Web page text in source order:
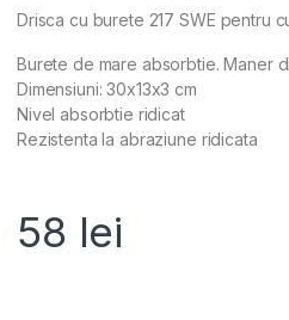
Drisca cu burete 217 SWE pentru
Burete de mare absorbtie. Maner
Dimensiuni: 30x13x3 cm
Nivel absorbtie ridicat
Rezistenta la abraziune ridicata
58 lei